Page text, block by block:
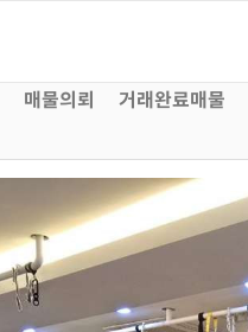
매물의뢰 거래완료매물